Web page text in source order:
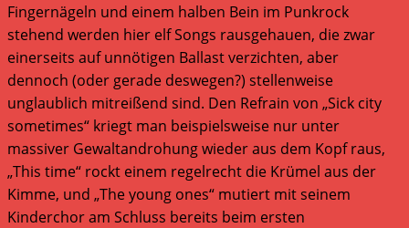
Fingernägeln und einem halben Bein im Punkrock
stehend werden hier elf Songs rausgehauen, die zwar
einerseits auf unnötigen Ballast verzichten, aber
dennoch (oder gerade deswegen?) stellenweise
unglaublich mitreißend sind. Den Refrain von „Sick city
sometimes“ kriegt man beispielsweise nur unter
massiver Gewaltandrohung wieder aus dem Kopf raus,
„This time“ rockt einem regelrecht die Krümel aus der
Kimme, und „The young ones“ mutiert mit seinem
Kinderchor am Schluss bereits beim ersten